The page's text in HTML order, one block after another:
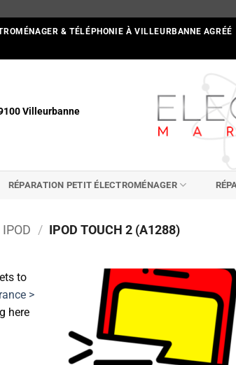
& TÉLÉPHONIE À VILLEURBANNE AGRÉÉ
Villeurbanne
RÉPARATION PETIT ÉLECTROMÉNAGER
IPOD / IPOD TOUCH 2 (A1288)
to
>
here